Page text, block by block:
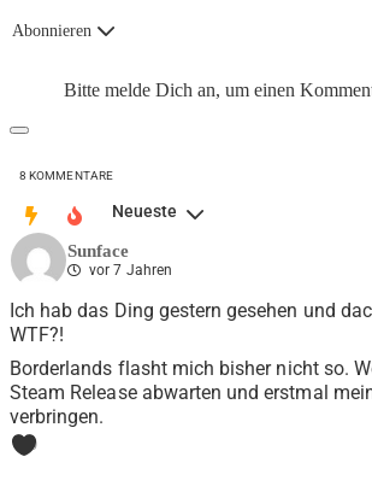
Abonnieren
Bitte melde Dich an, um einen
8 KOMMENTARE
Neueste
Sunface
vor 7 Jahren
Ich hab das Ding gestern gesehen und
WTF?!
Borderlands flasht mich bisher nicht so.
Steam Release abwarten und erstmal
verbringen.
0